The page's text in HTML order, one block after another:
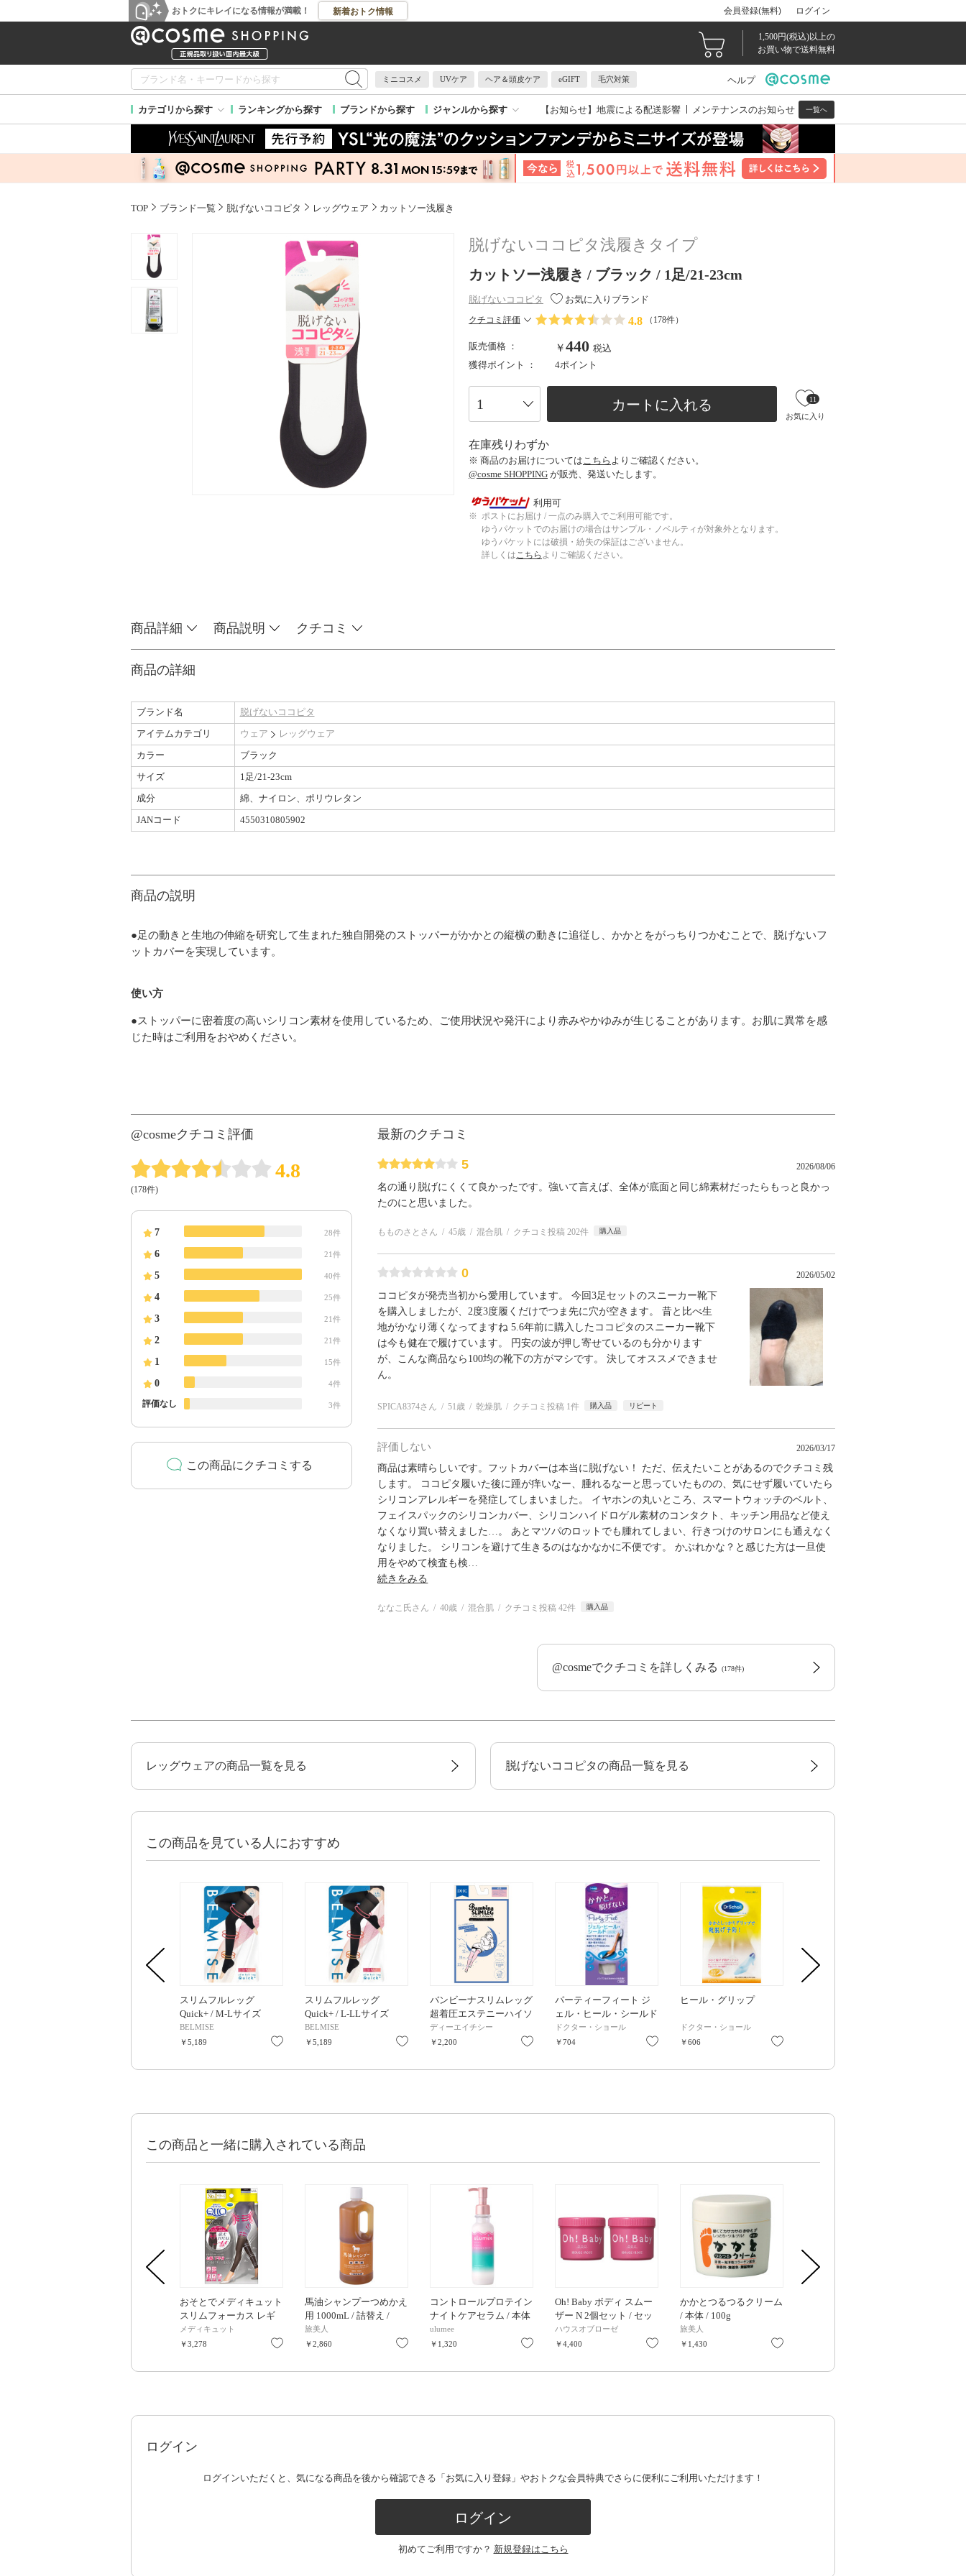
おトクにキレイになる情報が満載！ 新着おトク情報 会員登録(無料) ログイン
1,500円(税込)以上の
お買い物で送料無料
ミニコスメ UVケア ヘア＆頭皮ケア eGIFT 毛穴対策 ヘルプ
カテゴリから探す ランキングから探す ブランドから探す ジャンルから探す 【お知らせ】 地震による配送影響 メンテナンスのお知らせ 一覧へ
TOP ブランド一覧 脱げないココピタ レッグウェア カットソー浅履き
脱げないココピタ浅履きタイプ
カットソー浅履き / ブラック / 1足/21-23cm
脱げないココピタ お気に入りブランド
クチコミ評価 4.8 （ 178件）
販売価格 ： ￥440 税込
獲得ポイント ：
4ポイント
カートに入れる
お気に入り
11
在庫残りわずか
※ 商品のお届けについては こちら よりご確認ください。
@cosme SHOPPING が販売、発送いたします。
利用可
※ ポストにお届け / 一点のみ購入でご利用可能です。
ゆうパケットでのお届けの場合はサンプル・ノベルティが対象外となります。
ゆうパケットには破損・紛失の保証はございません。
詳しくはこちら よりご確認ください。
商品詳細 商品説明 クチコミ
商品の詳細
ブランド名
脱げないココピタ
アイテムカテゴリ
ウェア
レッグウェア
カラー
ブラック
サイズ
1足/21-23cm
成分
綿、ナイロン、ポリウレタン
JANコード
4550310805902
商品の説明
●足の動きと生地の伸縮を研究して生まれた独自開発のストッパーがかかとの縦横の動きに追従し、かかとをがっちりつかむことで、脱げないフ
ットカバーを実現しています。
使い方
●ストッパーに密着度の高いシリコン素材を使用しているため、ご使用状況や発汗により赤みやかゆみが生じることがあります。お肌に異常を感
じた時はご利用をおやめください。
@cosmeクチコミ評価
4.8
(178件)
7 28件
6 21件
5 40件
4 25件
3 21件
2 21件
1 15件
0 4件
評価なし 3件
この商品にクチコミする
最新のクチコミ
5 2026/08/06
名の通り脱げにくくて良かったです。強いて言えば、全体が底面と同じ綿素材だったらもっと良かっ
たのにと思いました。
もものさとさん 45歳 混合肌 クチコミ投稿 202件 購入品
0 2026/05/02
ココピタが発売当初から愛用しています。 今回3足セットのスニーカー靴下
を購入しましたが、2度3度履くだけでつま先に穴が空きます。 昔と比べ生
地がかなり薄くなってますね 5.6年前に購入したココピタのスニーカー靴下
は今も健在で履けています。 円安の波が押し寄せているのも分かります
が、こんな商品なら100均の靴下の方がマシです。 決してオススメできませ
ん。
SPICA8374さん 51歳 乾燥肌 クチコミ投稿 1件 購入品 リピート
評価しない 2026/03/17
商品は素晴らしいです。フットカバーは本当に脱げない！ ただ、伝えたいことがあるのでクチコミ残
します。 ココピタ履いた後に踵が痒いなー、腫れるなーと思っていたものの、気にせず履いていたら
シリコンアレルギーを発症してしまいました。 イヤホンの丸いところ、スマートウォッチのベルト、
フェイスパックのシリコンカバー、シリコンハイドロゲル素材のコンタクト、キッチン用品など使え
なくなり買い替えました…。 あとマツパのロットでも腫れてしまい、行きつけのサロンにも通えなく
なりました。 シリコンを避けて生きるのはなかなかに不便です。 かぶれかな？と感じた方は一旦使
用をやめて検査も検
続きをみる
ななこ氏さん 40歳 混合肌 クチコミ投稿 42件 購入品
@cosmeでクチコミを詳しくみる (178件)
レッグウェアの商品一覧を見る 脱げないココピタの商品一覧を見る
この商品を見ている人におすすめ
スリムフルレッグ
Quick+ / M-Lサイズ
BELMISE
￥5,189
お気に入り
スリムフルレッグ
Quick+ / L-LLサイズ
BELMISE
￥5,189
お気に入り
バンビーナスリムレッグ
超着圧エステニーハイソ
ックス(かかとシート付
き) / 23cm～25cm
ディーエイチシー
￥2,200
お気に入り
パーティーフィート ジ
ェル・ヒール・シールド
ドクター・ショール
￥704
お気に入り
ヒール・グリップ
ドクター・ショール
￥606
この商品と一緒に購入されている商品
おそとでメディキュット
スリムフォーカス レギ
ンス / Lサイズ
メディキュット
￥3,278
お気に入り
馬油シャンプーつめかえ
用 1000mL / 詰替え /
1000ml
旅美人
￥2,860
お気に入り
コントロールプロテイン
ナイトケアセラム / 本体
/ 150g / シトラス&ジャ
スミンリリー
ulumee
￥1,320
お気に入り
Oh! Baby ボディ スムー
ザー N 2個セット / セッ
ト / 570g×2
ハウスオブローゼ
￥4,400
お気に入り
かかとつるつるクリーム
/ 本体 / 100g
旅美人
￥1,430
ログイン
ログインいただくと、気になる商品を後から確認できる「お気に入り登録」やおトクな会員特典でさらに便利にご利用いただけます！
ログイン
初めてご利用ですか？ 新規登録はこちら